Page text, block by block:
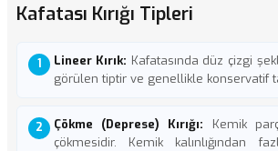
Kafatası Kırığı Tipleri
Lineer Kırık: Kafatasında düz çizgi
görülen tiptir ve genellikle konservatif
Çökme (Deprese) Kırığı: Kemik
çökmesidir. Kemik kalınlığından